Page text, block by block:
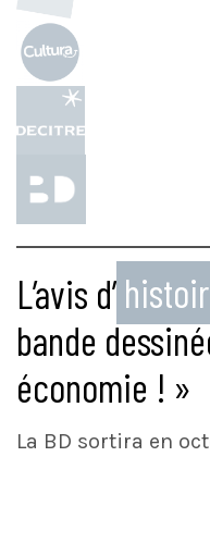
L’avis d’
bande
économie ! »
La BD sortira en